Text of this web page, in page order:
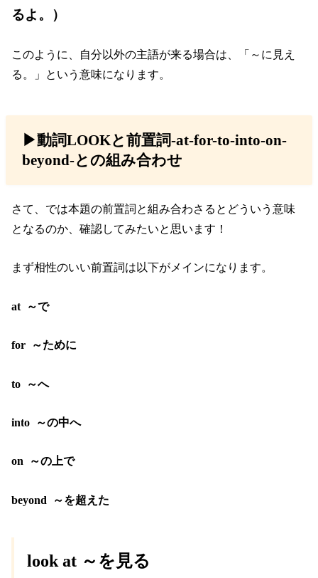
るよ。）
このように、自分以外の主語が来る場合は、「～に見え
る。」という意味になります。
▶︎動詞LOOKと前置詞-at-for-to-into-on-
beyond-との組み合わせ
さて、では本題の前置詞と組み合わさるとどういう意味
となるのか、確認してみたいと思います！
まず相性のいい前置詞は以下がメインになります。
at ～で
for ～ために
to ～へ
into ～の中へ
on ～の上で
beyond ～を超えた
look at ～を見る